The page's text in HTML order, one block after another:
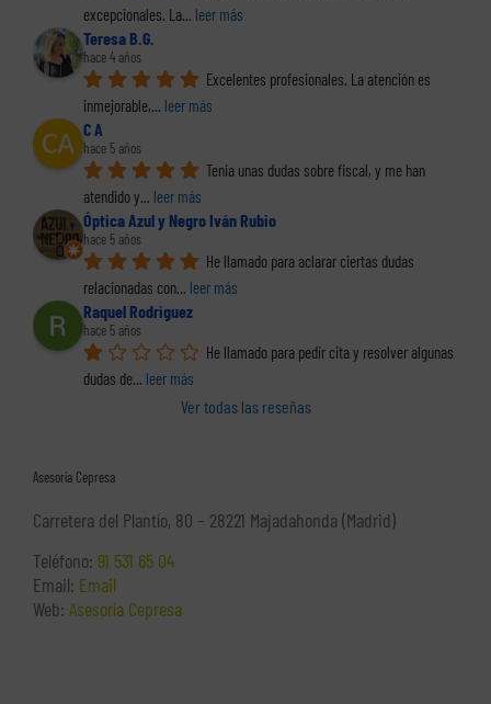
excepcionales. La... leer más
Teresa B.G.
hace 4 años
Excelentes profesionales. La atención es
inmejorable,... leer más
C A
hace 5 años
Tenia unas dudas sobre fiscal, y me han
atendido y... leer más
Óptica Azul y Negro Iván Rubio
hace 5 años
He llamado para aclarar ciertas dudas
relacionadas con... leer más
Raquel Rodriguez
hace 5 años
He llamado para pedir cita y resolver algunas
dudas de... leer más
Ver todas las reseñas
Asesoría Cepresa
Carretera del Plantío, 80 – 28221 Majadahonda (Madrid)
Teléfono: 91 531 65 04
Email: Email
Web: Asesoría Cepresa